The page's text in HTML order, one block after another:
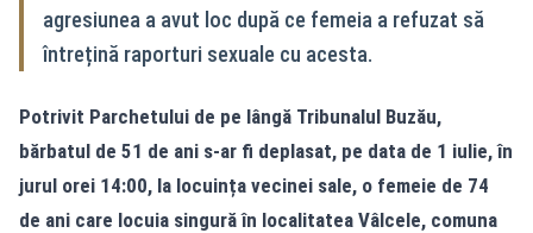
agresiunea a avut loc după ce femeia a refuzat să
întrețină raporturi sexuale cu acesta.
Potrivit Parchetului de pe lângă Tribunalul Buzău,
bărbatul de 51 de ani s-ar fi deplasat, pe data de 1 iulie, în
jurul orei 14:00, la locuința vecinei sale, o femeie de 74
de ani care locuia singură în localitatea Vâlcele, comuna